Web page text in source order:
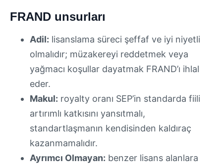
FRAND unsurları
Adil: lisanslama süreci şeffaf ve iyi niyetli
olmalıdır; müzakereyi reddetmek veya
yağmacı koşullar dayatmak FRAND’ı ihlal
eder.
Makul: royalty oranı SEP’in standarda fiili
artırımlı katkısını yansıtmalı,
standartlaşmanın kendisinden kaldıraç
kazanmamalıdır.
Ayrımcı Olmayan: benzer lisans alanlara